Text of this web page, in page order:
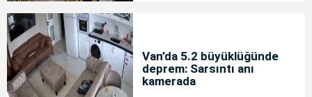
Van’da 5.2 büyüklüğünde
deprem: Sarsıntı anı
kamerada